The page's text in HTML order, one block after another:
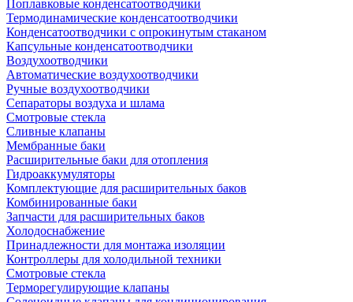
Поплавковые конденсатоотводчики
Термодинамические конденсатоотводчики
Конденсатоотводчики с опрокинутым стаканом
Капсульные конденсатоотводчики
Воздухоотводчики
Автоматические воздухоотводчики
Ручные воздухоотводчики
Сепараторы воздуха и шлама
Смотровые стекла
Сливные клапаны
Мембранные баки
Расширительные баки для отопления
Гидроаккумуляторы
Комплектующие для расширительных баков
Комбинированные баки
Запчасти для расширительных баков
Холодоснабжение
Принадлежности для монтажа изоляции
Контроллеры для холодильной техники
Смотровые стекла
Терморегулирующие клапаны